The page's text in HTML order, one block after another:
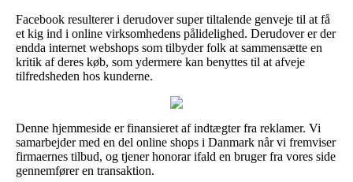
Facebook resulterer i derudover super tiltalende genveje til at få
et kig ind i online virksomhedens pålidelighed. Derudover er der
endda internet webshops som tilbyder folk at sammensætte en
kritik af deres køb, som ydermere kan benyttes til at afveje
tilfredsheden hos kunderne.
Denne hjemmeside er finansieret af indtægter fra reklamer. Vi
samarbejder med en del online shops i Danmark når vi fremviser
firmaernes tilbud, og tjener honorar ifald en bruger fra vores side
gennemfører en transaktion.